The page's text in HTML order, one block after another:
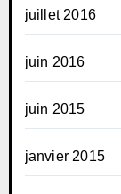
juillet 2016
juin 2016
juin 2015
janvier 2015